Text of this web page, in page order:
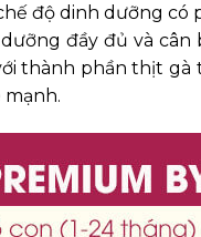
độ dinh dưỡng
đầy đủ và
thành phần thịt